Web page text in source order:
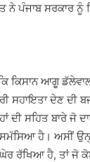
ਨੇ ਪੰਜਾਬ ਸਰਕਾਰ
ਕਿਸਾਨ ਆਗੂ
ਸਹਾਇਤਾ ਦੇਣ
ਦੀ ਸਹਿਤ ਬਾਰੇ ਜੋ
ਹੈ। ਅਸੀਂ
ਰੱਖਿਆ ਹੈ, ਤਾਂ ਜੋ